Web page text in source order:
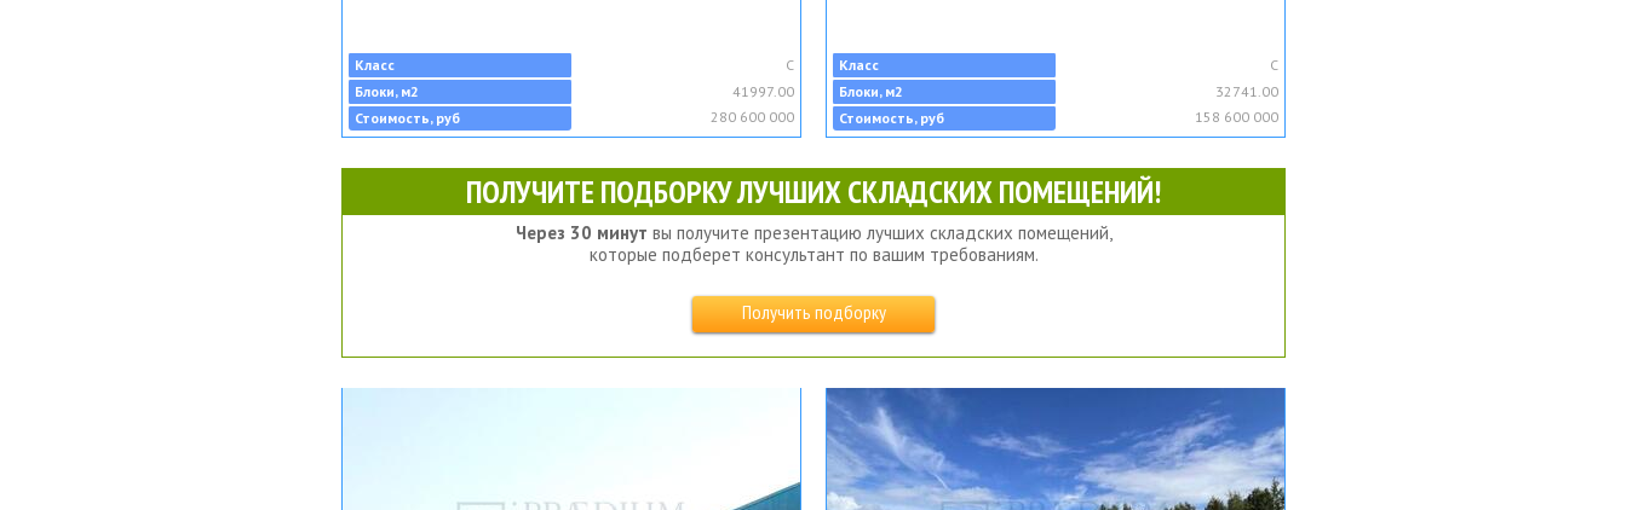
Класс
C
Блоки, м2
41997.00
Стоимость, руб
280 600 000
Класс
C
Блоки, м2
32741.00
Стоимость, руб
158 600 000
ПОЛУЧИТЕ ПОДБОРКУ ЛУЧШИХ СКЛАДСКИХ ПОМЕЩЕНИЙ!
Через 30 минут вы получите презентацию лучших складских помещений,
которые подберет консультант по вашим требованиям.
Получить подборку